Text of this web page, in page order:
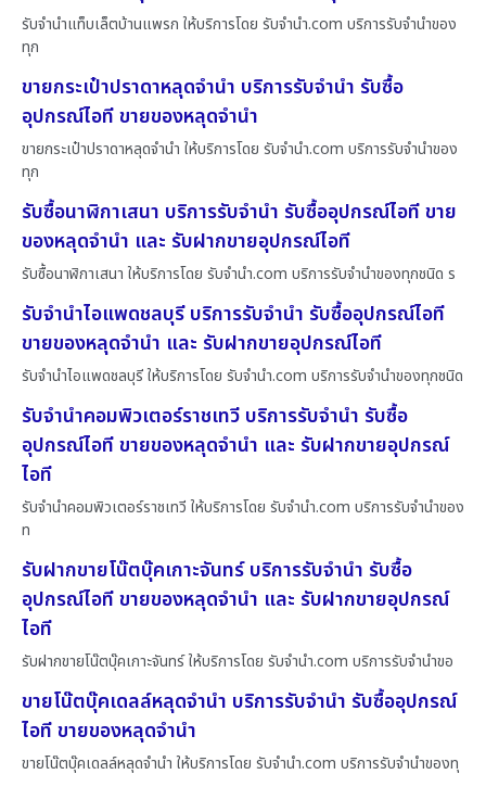
รับจำนำแท็บเล็ตบ้านแพรก ให้บริการโดย รับจํานํา.com บริการรับจำนำของ
ทุก
ขายกระเป๋าปราดาหลุดจำนำ บริการรับจำนำ รับซื้อ
อุปกรณ์ไอที ขายของหลุดจำนำ
ขายกระเป๋าปราดาหลุดจำนำ ให้บริการโดย รับจํานํา.com บริการรับจำนำของ
ทุก
รับซื้อนาฬิกาเสนา บริการรับจำนำ รับซื้ออุปกรณ์ไอที ขาย
ของหลุดจำนำ และ รับฝากขายอุปกรณ์ไอที
รับซื้อนาฬิกาเสนา ให้บริการโดย รับจํานํา.com บริการรับจำนำของทุกชนิด ร
รับจำนำไอแพดชลบุรี บริการรับจำนำ รับซื้ออุปกรณ์ไอที
ขายของหลุดจำนำ และ รับฝากขายอุปกรณ์ไอที
รับจำนำไอแพดชลบุรี ให้บริการโดย รับจํานํา.com บริการรับจำนำของทุกชนิด
รับจำนำคอมพิวเตอร์ราชเทวี บริการรับจำนำ รับซื้อ
อุปกรณ์ไอที ขายของหลุดจำนำ และ รับฝากขายอุปกรณ์
ไอที
รับจำนำคอมพิวเตอร์ราชเทวี ให้บริการโดย รับจํานํา.com บริการรับจำนำของ
ท
รับฝากขายโน๊ตบุ๊คเกาะจันทร์ บริการรับจำนำ รับซื้อ
อุปกรณ์ไอที ขายของหลุดจำนำ และ รับฝากขายอุปกรณ์
ไอที
รับฝากขายโน๊ตบุ๊คเกาะจันทร์ ให้บริการโดย รับจํานํา.com บริการรับจำนำขอ
ขายโน๊ตบุ๊คเดลล์หลุดจำนำ บริการรับจำนำ รับซื้ออุปกรณ์
ไอที ขายของหลุดจำนำ
ขายโน๊ตบุ๊คเดลล์หลุดจำนำ ให้บริการโดย รับจํานํา.com บริการรับจำนำของทุ